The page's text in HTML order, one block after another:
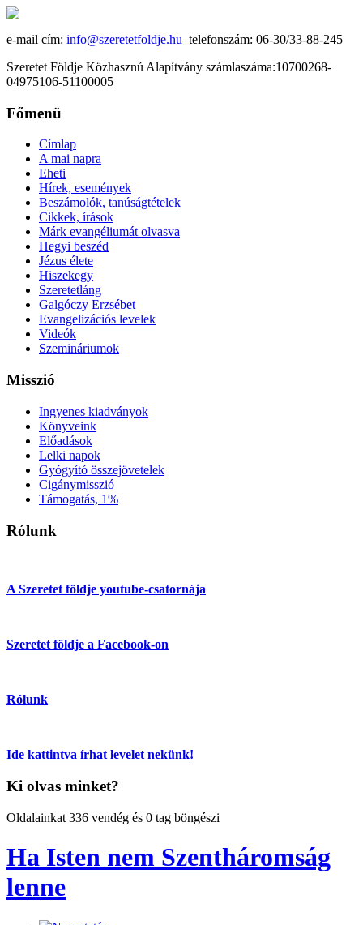
e-mail cím: info@szeretetfoldje.hu telefonszám: 06-30/33-88-245
Szeretet Földje Közhasznú Alapítvány számlaszáma:10700268-
04975106-51100005
Főmenü
Címlap
A mai napra
Eheti
Hírek, események
Beszámolók, tanúságtételek
Cikkek, írások
Márk evangéliumát olvasva
Hegyi beszéd
Jézus élete
Hiszekegy
Szeretetláng
Galgóczy Erzsébet
Evangelizációs levelek
Videók
Szemináriumok
Misszió
Ingyenes kiadványok
Könyveink
Előadások
Lelki napok
Gyógyító összejövetelek
Cigánymisszió
Támogatás, 1%
Rólunk
A Szeretet földje youtube-csatornája
Szeretet földje a Facebook-on
Rólunk
Ide kattintva írhat levelet nekünk!
Ki olvas minket?
Oldalainkat 336 vendég és 0 tag böngészi
Ha Isten nem Szentháromság
lenne